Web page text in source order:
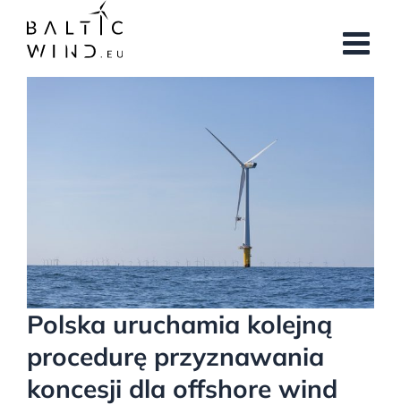
zawartości
Polska uruchamia kolejną
procedurę przyznawania
koncesji dla offshore wind